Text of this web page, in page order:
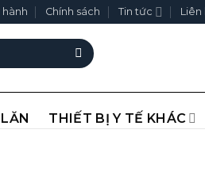
Chính sách Tin tức Liên
THIẾT BỊ Y TẾ KHÁC